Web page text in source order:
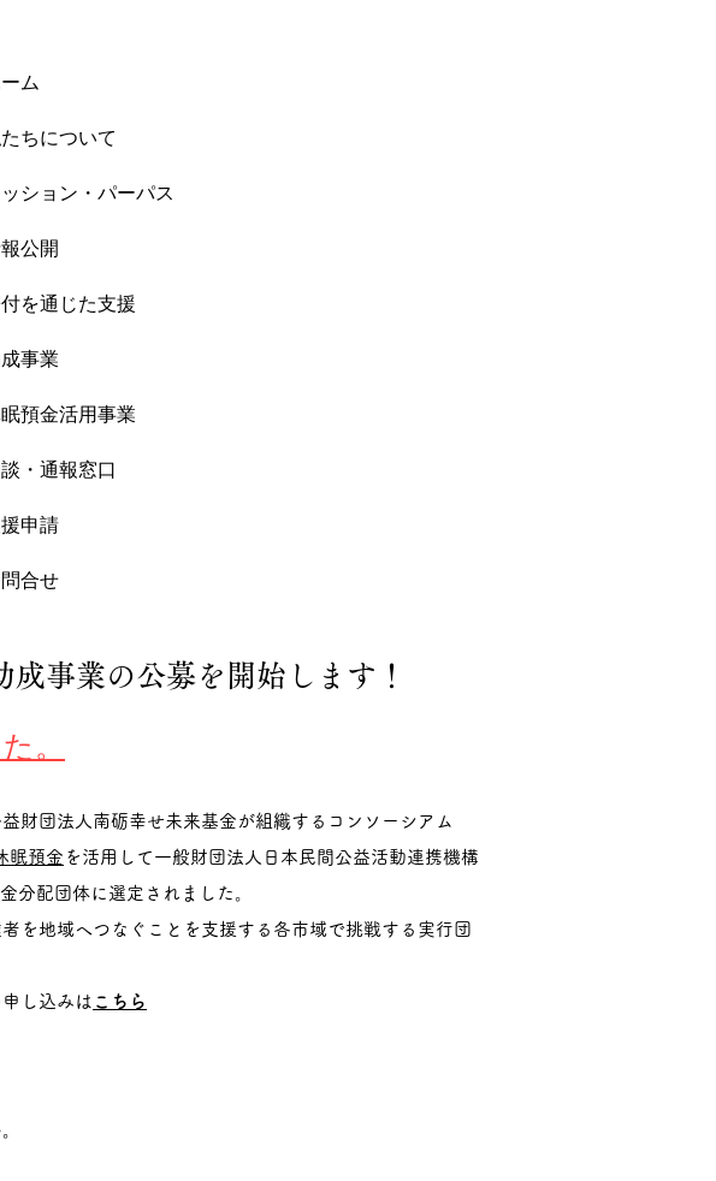
ム
ちについて
ッション・パーパス
公開
を通じた支援
事業
預金活用事業
・通報窓口
申請
合せ
事業の公募を開始します！
。
財団法人南砺幸せ未来基金が組織するコンソーシアム
眠預金 を活用して一般財団法人日本民間公益活動連携機構
分配団体に選定されました。
を地域へつなぐことを支援する各市域で挑戦する実行団
し込みは こちら